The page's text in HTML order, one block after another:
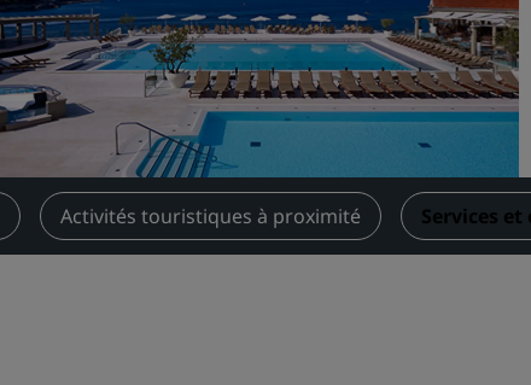
Rechercher des vols
Rechercher des vols
Rechercher un restaurant
Services numériques
Activités touristiques à proximité Services